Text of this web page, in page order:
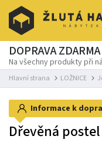
DOPRAVA ZDARMA
Na všechny produkty při
Hlavní strana LOŽNICE
Informace k
Dřevěná